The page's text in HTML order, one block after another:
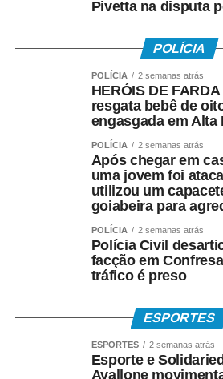
municípios competência para
infância e da adolescência. O
Adolescente (ECA), para defender
Caso a proposta seja aprovada,
Cuiabá regulamentar a futura lei,
fiscalização, os órgãos
normas e os procedimentos
para o cumprimento da legislação.
COMENTE ABAIXO:
WhatsApp
Facebook
Twitter
Pivetta na disputa
POLÍCIA
POLÍCIA 2 semanas atrás
HERÓIS DE
resgata bebê de
engasgada em Alta
POLÍCIA 2 semanas atrás
Após chegar em
uma jovem foi
utilizou um
goiabeira para
POLÍCIA 2 semanas atrás
Polícia Civil
facção em
tráfico é preso
ESPORTES
ESPORTES 2 semanas atrás
Esporte e
Avallone